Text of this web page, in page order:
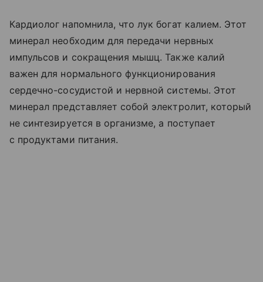
Кардиолог напомнила, что лук богат калием. Этот
минерал необходим для передачи нервных
импульсов и сокращения мышц. Также калий
важен для нормального функционирования
сердечно-сосудистой и нервной системы. Этот
минерал представляет собой электролит, который
не синтезируется в организме, а поступает
с продуктами питания.